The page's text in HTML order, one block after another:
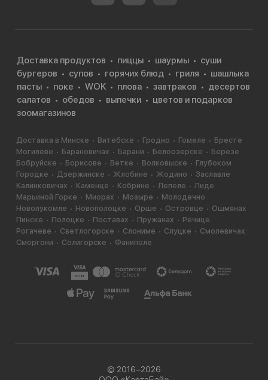
Доставка продуктов пиццы шаурмы
суши
бургеров
супов горячих блюд гриля
шашлыка
пасты
поке WOK плова завтраков
десертов
салатов
обедов выпечки
цветов и подарков
зоомагазинов
Доставка в Минске Витебске Гродно Гомеле
Бресте
Могилёве
Барановичах Барани Белоозерске
Березе
Бобруйске
Борисове Ветке Волковыске
Глубоком
Городке
Дзержинске Жлобине Жодино
Заславле
Калинковичах
Каменце Кобрине Лепеле
Лиде
Марьиной Горке
Миорах Мозыре
Молодечно
Новолукомле
Новополоцке Орше Островце
Ошмянах
Пинске
Полоцке Поставах Пружанах
Речице
Рогачеве
Светлогорске Слониме Слуцке
Смолевичах
Сморгони
Солигорске Фаниполе
© 2016−2026